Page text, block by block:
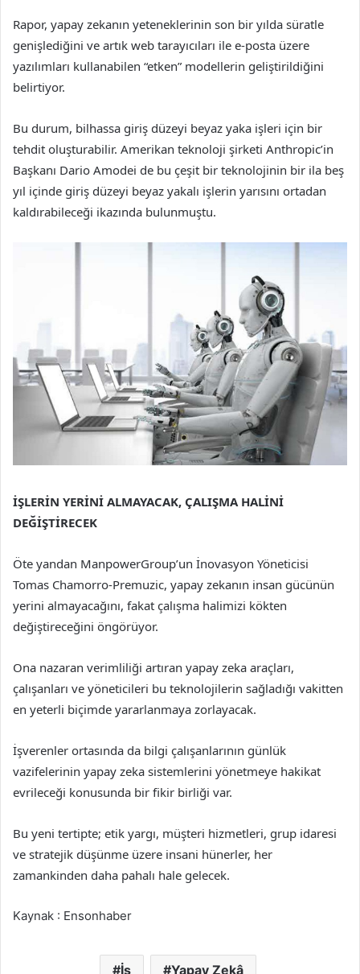
Rapor, yapay zekanın yeteneklerinin son bir yılda süratle
genişlediğini ve artık web tarayıcıları ile e-posta üzere
yazılımları kullanabilen “etken” modellerin geliştirildiğini
belirtiyor.
Bu durum, bilhassa giriş düzeyi beyaz yaka işleri için bir
tehdit oluşturabilir. Amerikan teknoloji şirketi Anthropic’in
Başkanı Dario Amodei de bu çeşit bir teknolojinin bir ila beş
yıl içinde giriş düzeyi beyaz yakalı işlerin yarısını ortadan
kaldırabileceği ikazında bulunmuştu.
İŞLERİN YERİNİ ALMAYACAK, ÇALIŞMA HALİNİ
DEĞİŞTİRECEK
Öte yandan ManpowerGroup’un İnovasyon Yöneticisi
Tomas Chamorro-Premuzic, yapay zekanın insan gücünün
yerini almayacağını, fakat çalışma halimizi kökten
değiştireceğini öngörüyor.
Ona nazaran verimliliği artıran yapay zeka araçları,
çalışanları ve yöneticileri bu teknolojilerin sağladığı vakitten
en yeterli biçimde yararlanmaya zorlayacak.
İşverenler ortasında da bilgi çalışanlarının günlük
vazifelerinin yapay zeka sistemlerini yönetmeye hakikat
evrileceği konusunda bir fikir birliği var.
Bu yeni tertipte; etik yargı, müşteri hizmetleri, grup idaresi
ve stratejik düşünme üzere insani hünerler, her
zamankinden daha pahalı hale gelecek.
Kaynak : Ensonhaber
İş Yapay Zekâ